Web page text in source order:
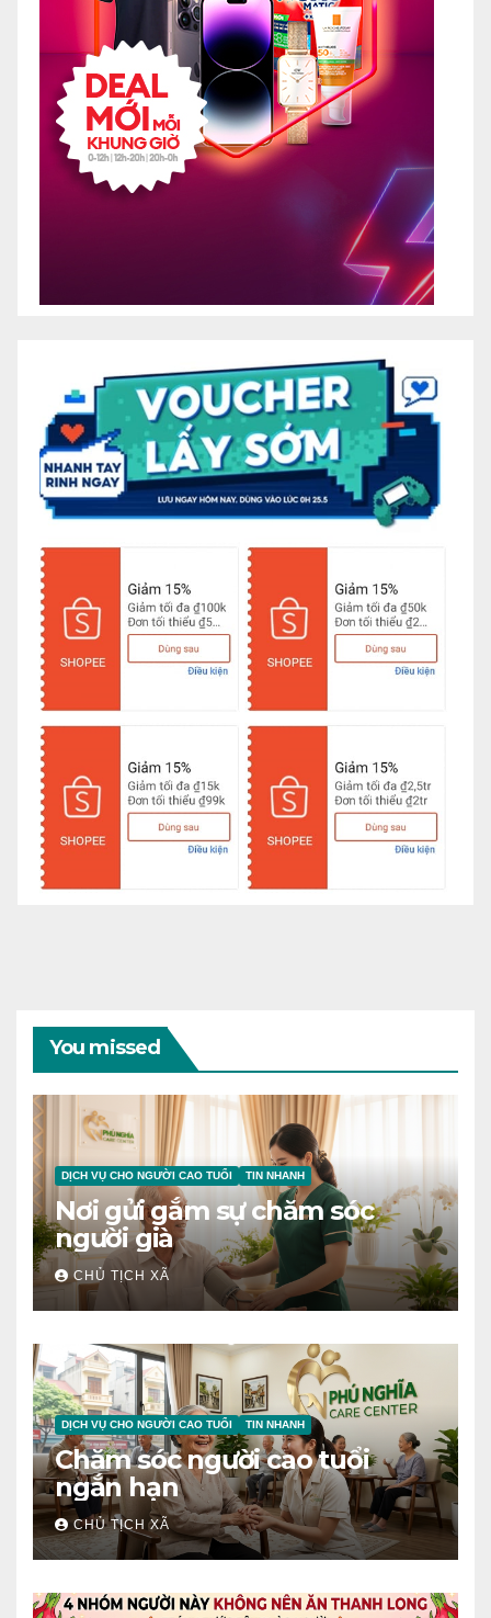
You missed
DỊCH VỤ CHO NGƯỜI CAO TUỔI TIN NHANH
Nơi gửi gắm sự chăm sóc
người già
CHỦ TỊCH XÃ
DỊCH VỤ CHO NGƯỜI CAO TUỔI TIN NHANH
Chăm sóc người cao tuổi
ngắn hạn
CHỦ TỊCH XÃ